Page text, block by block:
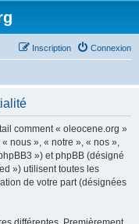
Connexion
Inscription
comment « oleocene.org »
nous », « notre », « nos »,
») et phpBB (désigné
») utilisent toutes les
de votre part (désignées